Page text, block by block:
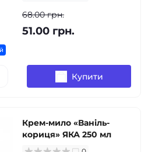
68.00 грн.
51.00 грн.
Купити
Крем-мило «Ваніль-
кориця» ЯКА 250 мл